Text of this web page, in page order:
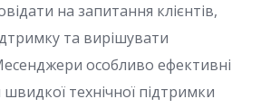
на запитання клієнтів,
та вирішувати
особливо ефективні
технічної підтримки